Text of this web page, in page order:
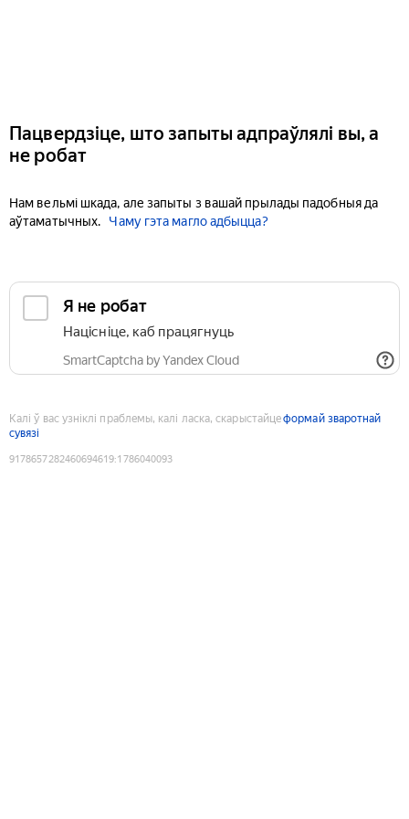
Пацвердзіце, што запыты адпраўлялі вы, а
не робат
Нам вельмі шкада, але запыты з вашай прылады падобныя да
аўтаматычных.
Чаму гэта магло адбыцца?
Я не робат
Націсніце, каб працягнуць
SmartCaptcha by Yandex Cloud
Калі ў вас узніклі праблемы, калі ласка, скарыстайцеформай зваротнай
сувязі
9178657282460694619:1786040093